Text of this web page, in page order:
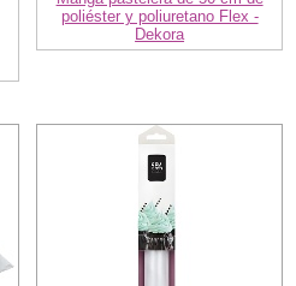
poliéster y poliuretano Flex -
Dekora